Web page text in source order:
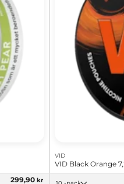
299,90 kr
VID
VID Black Orange